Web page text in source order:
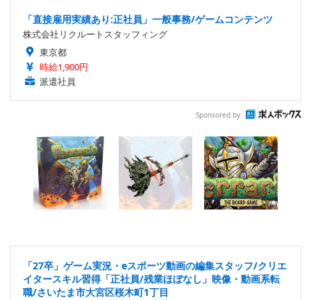
「直接雇用実績あり:正社員」一般事務/ゲームコンテンツ
株式会社リクルートスタッフィング
東京都
時給1,900円
派遣社員
Sponsored by
「27卒」ゲーム実況・eスポーツ動画の編集スタッフ/クリエ
イタースキル習得「正社員/残業ほぼなし」映像・動画系転
職/さいたま市大宮区桜木町1丁目